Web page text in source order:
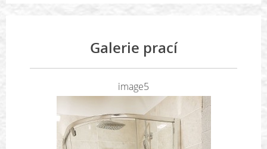
Galerie prací
image5